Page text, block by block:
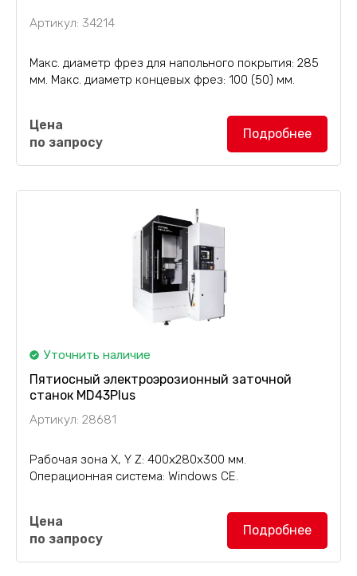
Артикул: 34214
Макс. диаметр фрез для напольного покрытия: 285
мм. Макс. диаметр концевых фрез: 100 (50) мм.
В соответствии с характеристиками сверхтвердых
материалов среднескоростной режущий станок
WEDM с ЧПУ оптимизирует конструкцию
импульсного источника...
Цена
по запросу
Подробнее
Уточнить наличие
Пятиосный электроэрозионный заточной
станок MD43Plus
Артикул: 28681
Рабочая зона X, Y Z: 400х280х300 мм.
Операционная система: Windows CE.
Шлифовальный и перезаточной
электроэрозионный станок MD43Plus
предназначен для заточки спиральных фрез из
поликристаллического алмаза (PCD) и
Цена
по запросу
Подробнее